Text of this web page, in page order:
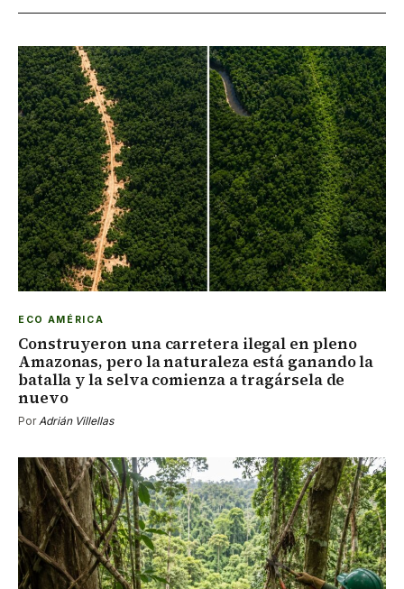
ECO AMÉRICA
Construyeron una carretera ilegal en pleno
Amazonas, pero la naturaleza está ganando la
batalla y la selva comienza a tragársela de
nuevo
PorAdrián Villellas